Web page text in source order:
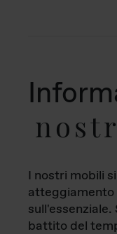
I nostri mobili
atteggiamento
battito del